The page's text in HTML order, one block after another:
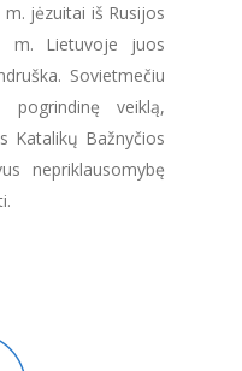
jėzuitai iš Rusijos
m. Lietuvoje juos
Sovietmečiu
veiklą,
Katalikų Bažnyčios
nepriklausomybę